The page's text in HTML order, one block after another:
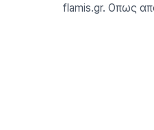
flamis.gr. Οπως